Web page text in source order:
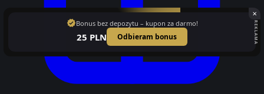
✕
verifiedBonus bez depozytu – kupon za darmo!
25 PLN Odbieram bonus REKLAMA